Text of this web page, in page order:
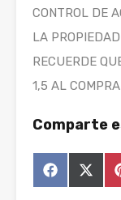
CONTROL DE
LA
RECUERDE
1,5 AL
Comparte
Compartir
en
Facebook
en
X